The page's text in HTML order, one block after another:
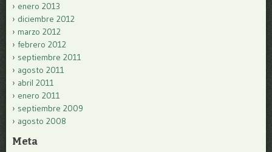
enero 2013
diciembre 2012
marzo 2012
febrero 2012
septiembre 2011
agosto 2011
abril 2011
enero 2011
septiembre 2009
agosto 2008
Meta